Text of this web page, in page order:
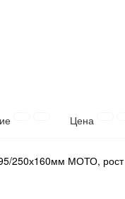
Цена
250х160мм МОТО, рост